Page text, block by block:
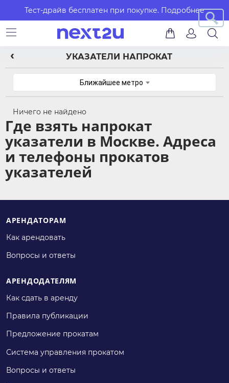
Тест-драйв бесплатен при покупке. Подробнее
УКАЗАТЕЛИ НАПРОКАТ
Ближайшее метро
Ничего не найдено
Где взять напрокат
указатели в Москве. Адреса
и телефоны прокатов
указателей
АРЕНДАТОРАМ
Как арендовать
Вопросы и ответы
АРЕНДОДАТЕЛЯМ
Как сдать в аренду
Правила публикации
Предложение прокатам
Система управления прокатом
Вопросы и ответы